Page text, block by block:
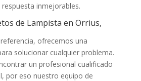
inmejorables.
de Lampista en Orrius,
ofrecemos una
solucionar cualquier problema.
un profesional cualificado
por eso nuestro equipo de